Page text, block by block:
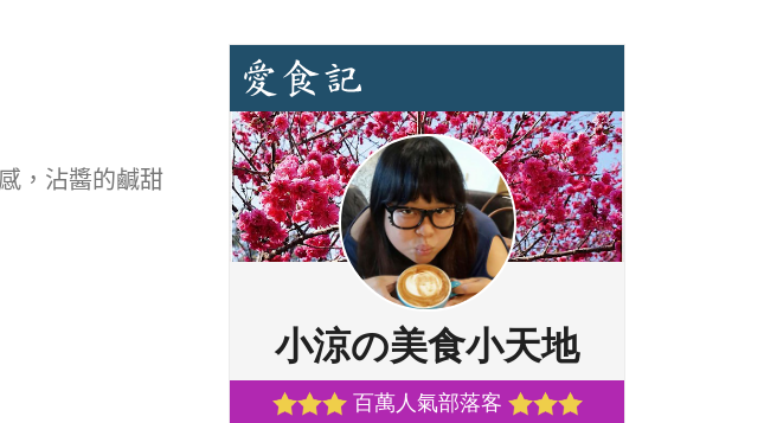
，沾醬的鹹甜